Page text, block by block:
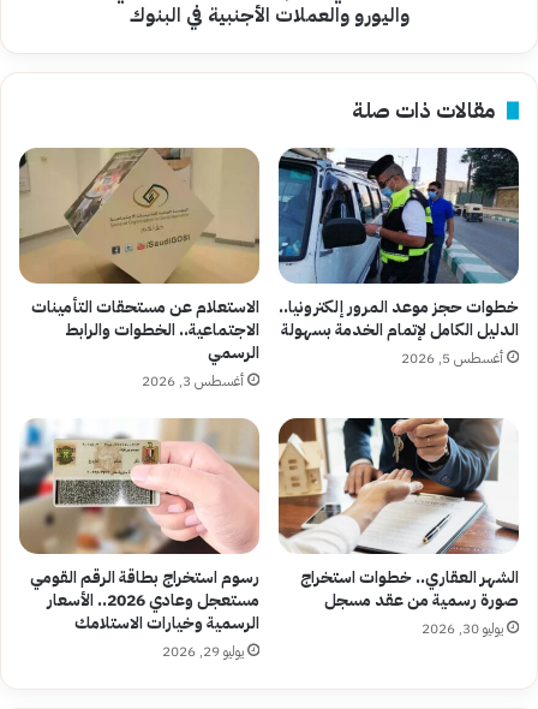
البنوك
واليورو والعملات الأجنبية في البنوك
مقالات ذات صلة
خطوات حجز موعد المرور إلكترونيا..
الدليل الكامل لإتمام الخدمة بسهولة
أغسطس 5, 2026
الاستعلام عن مستحقات التأمينات
الاجتماعية.. الخطوات والرابط
الرسمي
أغسطس 3, 2026
الشهر العقاري.. خطوات استخراج
صورة رسمية من عقد مسجل
يوليو 30, 2026
رسوم استخراج بطاقة الرقم القومي
مستعجل وعادي 2026.. الأسعار
الرسمية وخيارات الاستلامك
يوليو 29, 2026